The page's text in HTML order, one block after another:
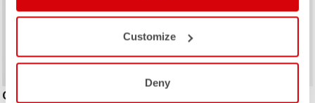
Customize
Deny
CLASSICO PUFFY JACKET